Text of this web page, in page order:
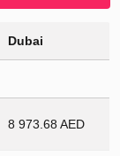
Dubai
8 973.68 AED